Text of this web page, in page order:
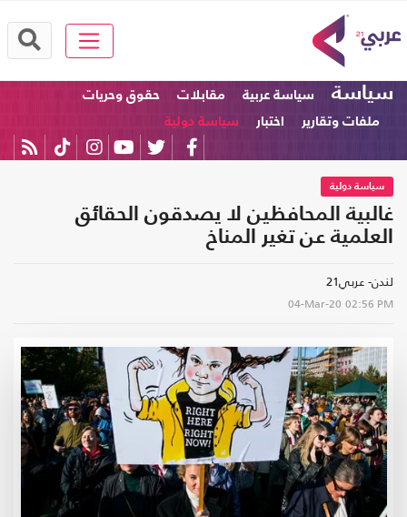
سياسة سياسة عربية مقابلات
حقوق وحريات
ملفات وتقارير
اختبار سياسة دولية
سياسة دولية
غالبية المحافظين لا يصدقون الحقائق
العلمية عن تغير المناخ
لندن- عربي21
04-Mar-20 02:56 PM